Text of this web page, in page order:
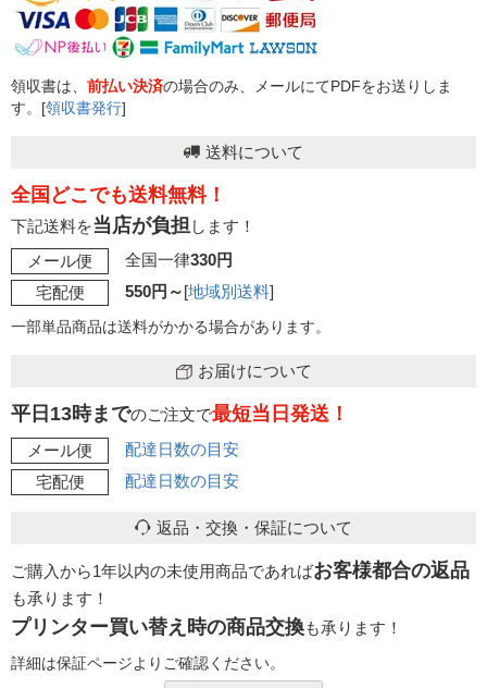
領収書は、 前払い決済の場合のみ、メールにてPDFをお送りしま
す。[領収書発行]
送料について
全国どこでも送料無料！
下記送料を当店が負担 します！
メール便
全国一律330円
宅配便
550円～[地域別送料]
一部単品商品は送料がかかる場合があります。
お届けについて
平日13時までのご注文で最短当日発送！
メール便
配達日数の目安
宅配便
配達日数の目安
返品・交換・保証について
ご購入から1年以内の未使用商品であればお客様都合の返品
も承ります！
プリンター買い替え時の商品交換も承ります！
詳細は保証ページよりご確認ください。